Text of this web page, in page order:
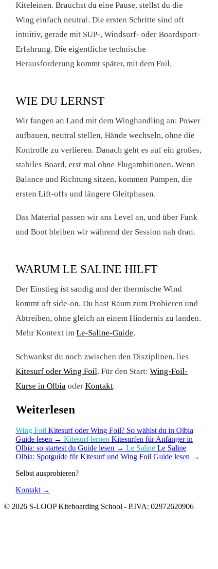
Kiteleinen. Brauchst du eine Pause, stellst du die
Wing einfach neutral. Die ersten Schritte sind oft
intuitiv, gerade mit SUP-, Windsurf- oder Boardsport-
Erfahrung. Die eigentliche technische
Herausforderung kommt später, mit dem Foil.
WIE DU LERNST
Wir fangen an Land mit dem Winghandling an: Power
aufbauen, neutral stellen, Hände wechseln, ohne die
Kontrolle zu verlieren. Danach geht es auf ein großes,
stabiles Board, erst mal ohne Flugambitionen. Wenn
Balance und Richtung sitzen, kommen Pumpen, die
ersten Lift-offs und längere Gleitphasen.
Das Material passen wir ans Level an, und über Funk
und Boot bleiben wir während der Session nah dran.
WARUM LE SALINE HILFT
Der Einstieg ist sandig und der thermische Wind
kommt oft side-on. Du hast Raum zum Probieren und
Abtreiben, ohne gleich an einem Hindernis zu landen.
Mehr Kontext im Le-Saline-Guide.
Schwankst du noch zwischen den Disziplinen, lies
Kitesurf oder Wing Foil. Für den Start: Wing-Foil-
Kurse in Olbia oder Kontakt.
Weiterlesen
Wing Foil Kitesurf oder Wing Foil? So wählst du in Olbia
Guide lesen → Kitesurf lernen Kitesurfen für Anfänger in
Olbia: so startest du Guide lesen → Le Saline Le Saline
Olbia: Spotguide für Kitesurf und Wing Foil Guide lesen →
Selbst ausprobieren?
Kontakt →
© 2026 S-LOOP Kiteboarding School - P.IVA: 02972620906